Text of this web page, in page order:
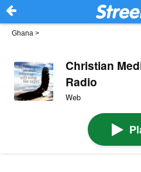
Ghana >
Christian
Radio
Web